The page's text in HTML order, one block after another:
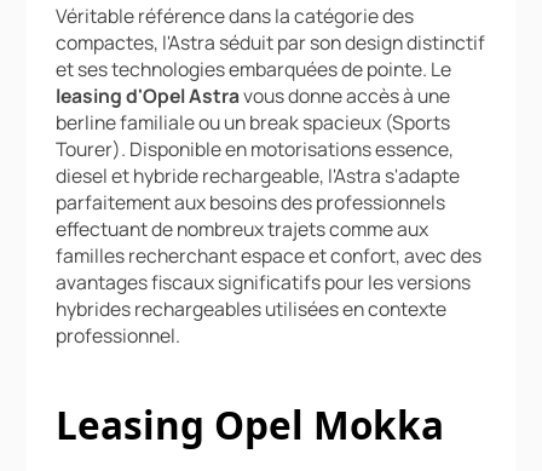
Véritable référence dans la catégorie des
compactes, l'Astra séduit par son design distinctif
et ses technologies embarquées de pointe. Le
leasing d'Opel Astravous donne accès à une
berline familiale ou un break spacieux (Sports
Tourer). Disponible en motorisations essence,
diesel et hybride rechargeable, l'Astra s'adapte
parfaitement aux besoins des professionnels
effectuant de nombreux trajets comme aux
familles recherchant espace et confort, avec des
avantages fiscaux significatifs pour les versions
hybrides rechargeables utilisées en contexte
professionnel.
Leasing Opel Mokka